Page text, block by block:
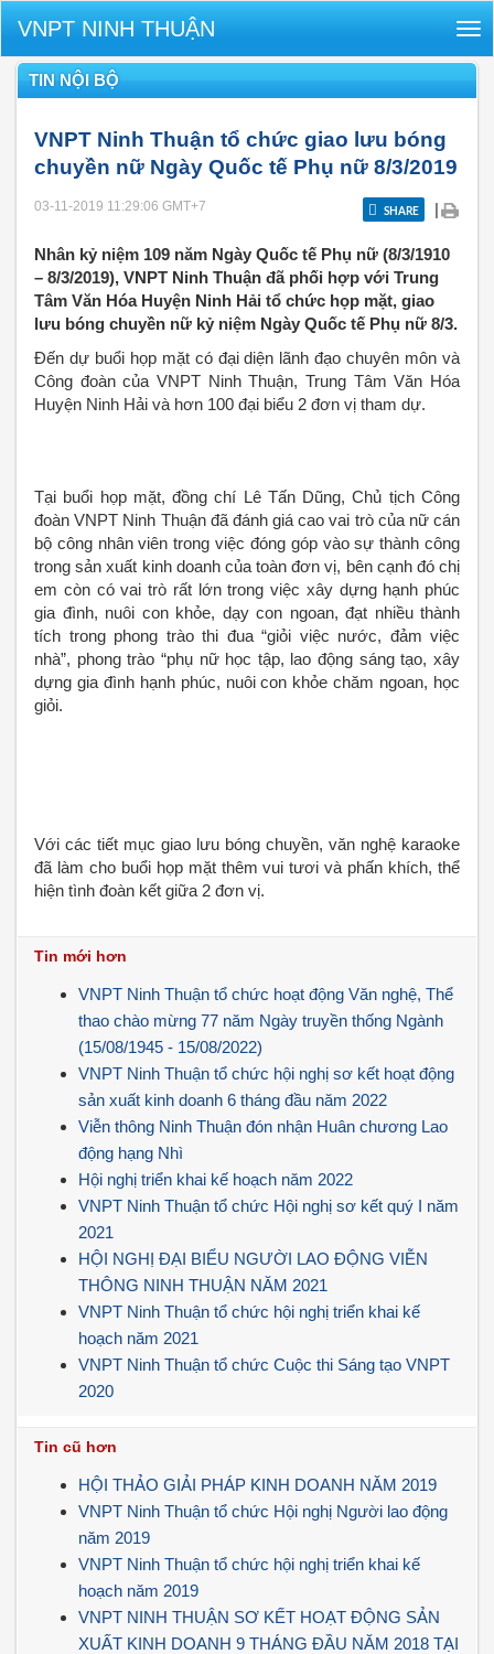
VNPT NINH THUẬN
TIN NỘI BỘ
VNPT Ninh Thuận tổ chức giao lưu bóng
chuyền nữ Ngày Quốc tế Phụ nữ 8/3/2019
03-11-2019 11:29:06 GMT+7 SHARE |
Nhân kỷ niệm 109 năm Ngày Quốc tế Phụ nữ (8/3/1910
– 8/3/2019), VNPT Ninh Thuận đã phối hợp với Trung
Tâm Văn Hóa Huyện Ninh Hải tổ chức họp mặt, giao
lưu bóng chuyền nữ kỷ niệm Ngày Quốc tế Phụ nữ 8/3.
Đến dự buổi họp mặt có đại diện lãnh đạo chuyên môn và
Công đoàn của VNPT Ninh Thuận, Trung Tâm Văn Hóa
Huyện Ninh Hải và hơn 100 đại biểu 2 đơn vị tham dự.
Tại buổi họp mặt, đồng chí Lê Tấn Dũng, Chủ tịch Công
đoàn VNPT Ninh Thuận đã đánh giá cao vai trò của nữ cán
bộ công nhân viên trong việc đóng góp vào sự thành công
trong sản xuất kinh doanh của toàn đơn vị, bên cạnh đó chị
em còn có vai trò rất lớn trong việc xây dựng hạnh phúc
gia đình, nuôi con khỏe, dạy con ngoan, đạt nhiều thành
tích trong phong trào thi đua “giỏi việc nước, đảm việc
nhà”, phong trào “phụ nữ học tập, lao động sáng tạo, xây
dựng gia đình hạnh phúc, nuôi con khỏe chăm ngoan, học
giỏi.
Với các tiết mục giao lưu bóng chuyền, văn nghệ karaoke
đã làm cho buổi họp mặt thêm vui tươi và phấn khích, thể
hiện tình đoàn kết giữa 2 đơn vị.
Tin mới hơn
VNPT Ninh Thuận tổ chức hoạt động Văn nghệ, Thể
thao chào mừng 77 năm Ngày truyền thống Ngành
(15/08/1945 - 15/08/2022)
VNPT Ninh Thuận tổ chức hội nghị sơ kết hoạt động
sản xuất kinh doanh 6 tháng đầu năm 2022
Viễn thông Ninh Thuận đón nhận Huân chương Lao
động hạng Nhì
Hội nghị triển khai kế hoạch năm 2022
VNPT Ninh Thuận tổ chức Hội nghị sơ kết quý I năm
2021
HỘI NGHỊ ĐẠI BIỂU NGƯỜI LAO ĐỘNG VIỄN
THÔNG NINH THUẬN NĂM 2021
VNPT Ninh Thuận tổ chức hội nghị triển khai kế
hoạch năm 2021
VNPT Ninh Thuận tổ chức Cuộc thi Sáng tạo VNPT
2020
Tin cũ hơn
HỘI THẢO GIẢI PHÁP KINH DOANH NĂM 2019
VNPT Ninh Thuận tổ chức Hội nghị Người lao động
năm 2019
VNPT Ninh Thuận tổ chức hội nghị triển khai kế
hoạch năm 2019
VNPT NINH THUẬN SƠ KẾT HOẠT ĐỘNG SẢN
XUẤT KINH DOANH 9 THÁNG ĐẦU NĂM 2018 TẠI